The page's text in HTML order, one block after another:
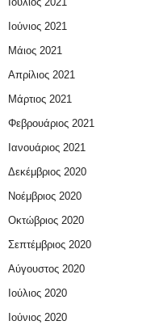
Ιούνιος 2021
Μάιος 2021
Απρίλιος 2021
Μάρτιος 2021
Φεβρουάριος 2021
Ιανουάριος 2021
Δεκέμβριος 2020
Νοέμβριος 2020
Οκτώβριος 2020
Σεπτέμβριος 2020
Αύγουστος 2020
Ιούλιος 2020
Ιούνιος 2020